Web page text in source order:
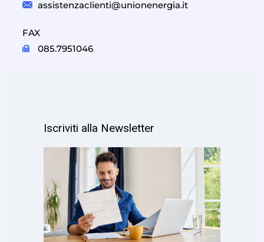
assistenzaclienti@unionenergia.it
FAX
085.7951046